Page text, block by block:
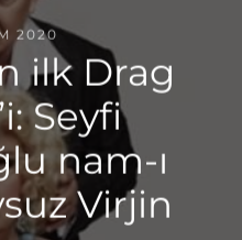
2020
ilk Drag
Seyfi
nam-ı
Virjin